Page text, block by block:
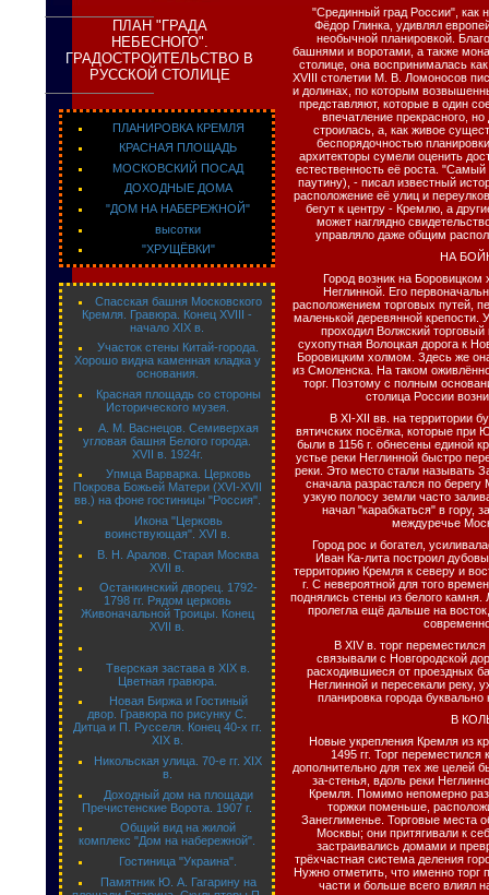
ПЛАН "ГРАДА
НЕБЕСНОГО".
ГРАДОСТРОИТЕЛЬСТВО В
РУССКОЙ СТОЛИЦЕ
ПЛАНИРОВКА КРЕМЛЯ
КРАСНАЯ ПЛОЩАДЬ
МОСКОВСКИЙ ПОСАД
ДОХОДНЫЕ ДОМА
"ДОМ НА НАБЕРЕЖНОЙ"
высотки
"ХРУЩЁВКИ"
Спасская башня Московского
Кремля. Гравюра. Конец XVIII -
начало XIX в.
Участок стены Китай-города.
Хорошо видна каменная кладка у
основания.
Красная площадь со стороны
Исторического музея.
А. М. Васнецов. Семиверхая
угловая башня Белого города.
XVII в. 1924г.
Упмца Варварка. Церковь
Покрова Божьей Матери (XVI-XVII
вв.) на фоне гостиницы "Россия".
Икона "Церковь
воинствующая". XVI в.
В. Н. Аралов. Старая Москва
XVII в.
Останкинский дворец. 1792-
1798 гг. Рядом церковь
Живоначальной Троицы. Конец
XVII в.
Тверская застава в XIX в.
Цветная гравюра.
Новая Биржа и Гостиный
двор. Гравюра по рисунку С.
Дитца и П. Русселя. Конец 40-х гг.
XIX в.
Никольская улица. 70-е гг. XIX
в.
Доходный дом на площади
Пречистенские Ворота. 1907 г.
Общий вид на жилой
комплекс "Дом на набережной".
Гостиница "Украина".
Памятник Ю. А. Гагарину на
"Срединный град России", как
Фёдор Глинка, удивлял
необычной планировкой.
башнями и воротами, а также
столице, она воспринималась
XVIII столетии М. В. Ломоносов
и долинах, по которым
представляют, которые в один
впечатление прекрасного,
строилась, а, как живое
беспорядочностью
архитекторы сумели оценить
естественность её роста.
паутину), - писал известный
расположение её улиц и
бегут к центру - Кремлю, а
может наглядно
управляло даже общим
НА
Город возник на
Неглинной. Его
расположением торговых путей,
маленькой деревянной
проходил Волжский
сухопутная Волоцкая дорога к
Боровицким холмом. Здесь же
из Смоленска. На таком
торг. Поэтому с полным
столица России
В XI-XII вв. на территории
вятичских посёлка, которые при
были в 1156 г. обнесены единой
устье реки Неглинной быстро
реки. Это место стали называть
сначала разрастался по
узкую полосу земли часто
начал "карабкаться" в гору,
междуречье
Город рос и богател,
Иван Ка-лита построил
территорию Кремля к северу и
г. С невероятной для того
поднялись стены из белого
пролегла ещё дальше на
В XIV в. торг
связывали с Новгородской
расходившиеся от проездных
Неглинной и пересекали реку,
планировка города
В
Новые укрепления Кремля из
1495 гг. Торг переместился
дополнительно для тех же целей
за-стенья, вдоль реки
Кремля. Помимо непомерно
торжки поменьше,
Занеглименье. Торговые места
Москвы; они притягивали к
застраивались домами и
трёхчастная система деления
Нужно отметить, что именно торг
части и больше всего влиял